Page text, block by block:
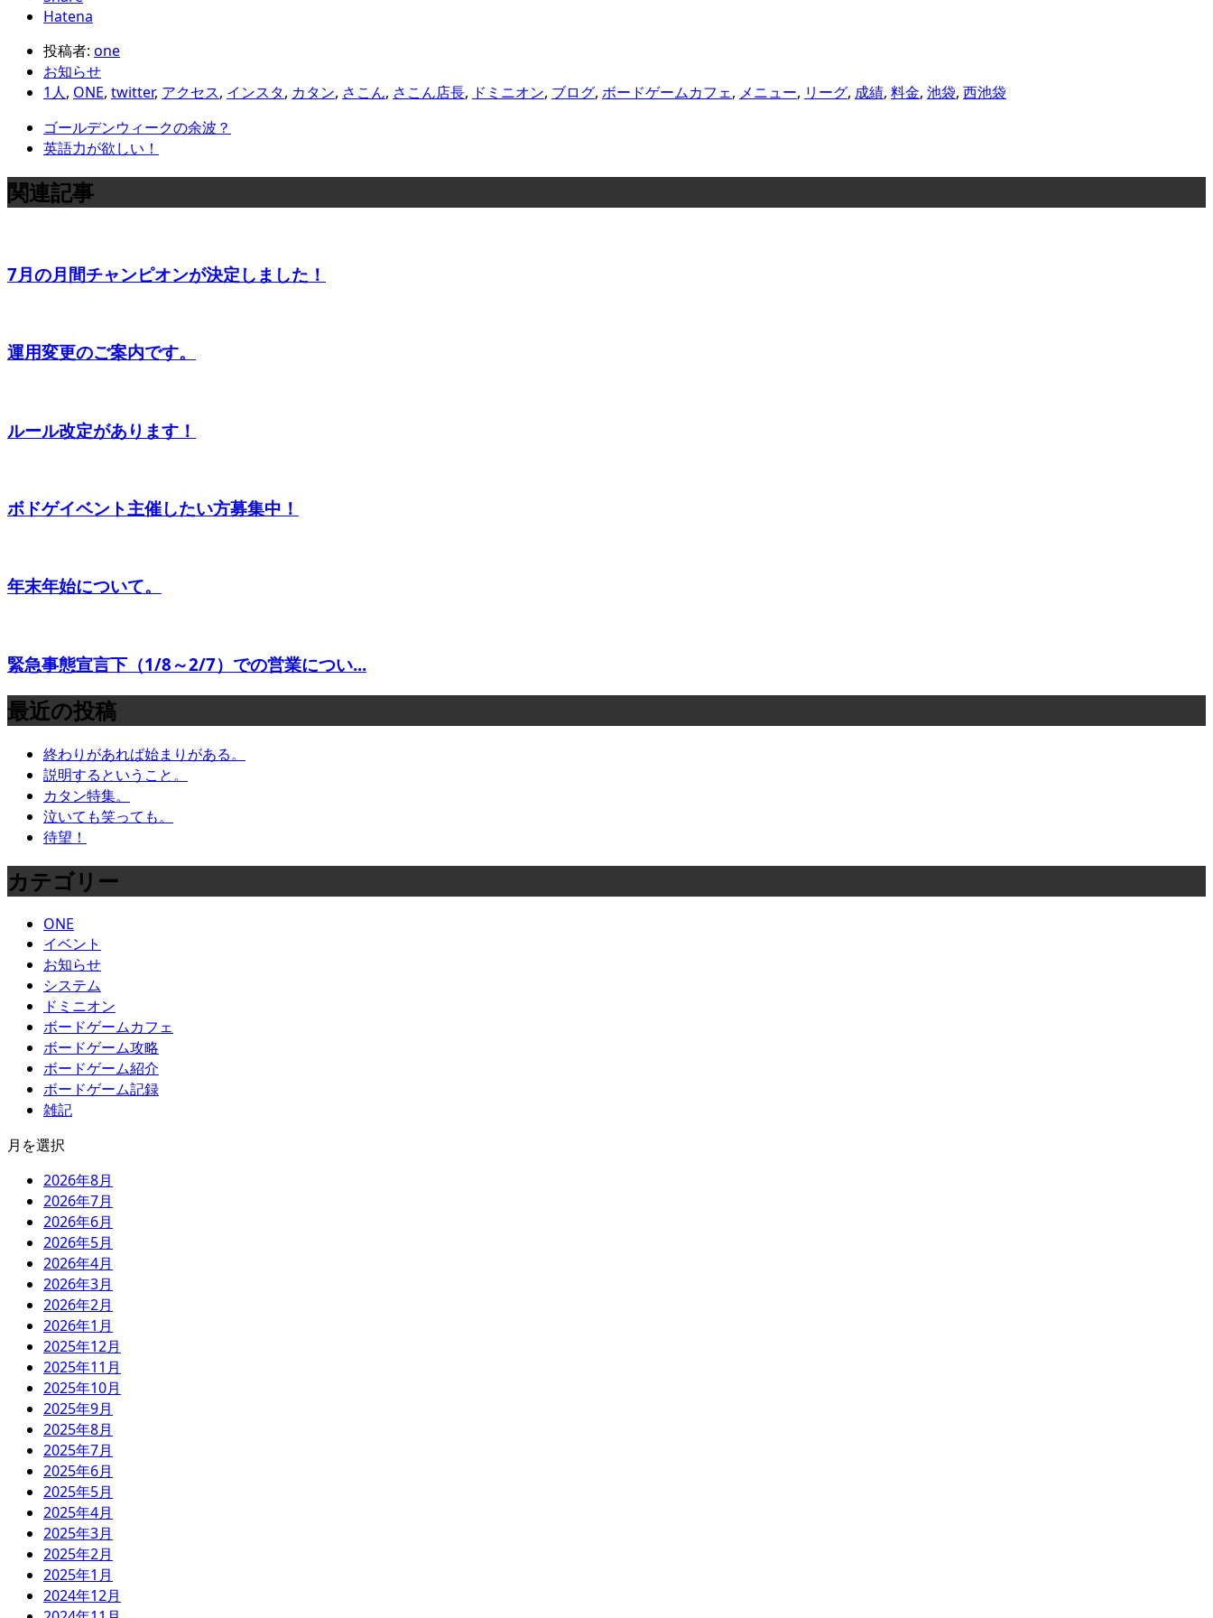
Hatena
投稿者: one
お知らせ
1人, ONE, twitter, アクセス, インスタ, カタン, さこん, さこん店長, ドミニオン, ブログ, ボードゲームカフェ, メニュー, リーグ, 成績, 料金, 池袋, 西池袋
ゴールデンウィークの余波？
英語力が欲しい！
関連記事
7月の月間チャンピオンが決定しました！
運用変更のご案内です。
ルール改定があります！
ボドゲイベント主催したい方募集中！
年末年始について。
緊急事態宣言下（1/8～2/7）での営業につい...
最近の投稿
終わりがあれば始まりがある。
説明するということ。
カタン特集。
泣いても笑っても。
待望！
カテゴリー
ONE
イベント
お知らせ
システム
ドミニオン
ボードゲームカフェ
ボードゲーム攻略
ボードゲーム紹介
ボードゲーム記録
雑記
月を選択
2026年8月
2026年7月
2026年6月
2026年5月
2026年4月
2026年3月
2026年2月
2026年1月
2025年12月
2025年11月
2025年10月
2025年9月
2025年8月
2025年7月
2025年6月
2025年5月
2025年4月
2025年3月
2025年2月
2025年1月
2024年12月